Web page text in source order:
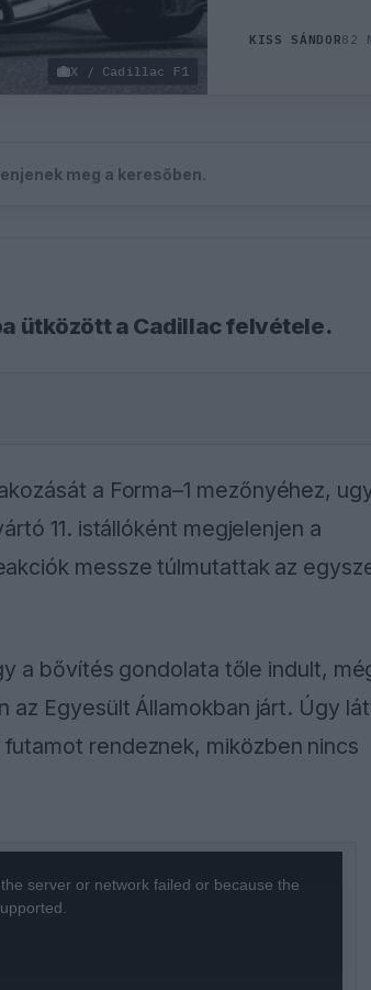
X / Cadillac F1
KISS SÁNDOR82
meg a keresőben.
ütközött a Cadillac felvétele.
a Forma–1 mezőnyéhez,
11. istállóként megjelenjen a
messze túlmutattak az
a bővítés gondolata tőle indult,
az Egyesült Államokban járt. Úgy
rendeznek, miközben nincs
server or network failed or because the